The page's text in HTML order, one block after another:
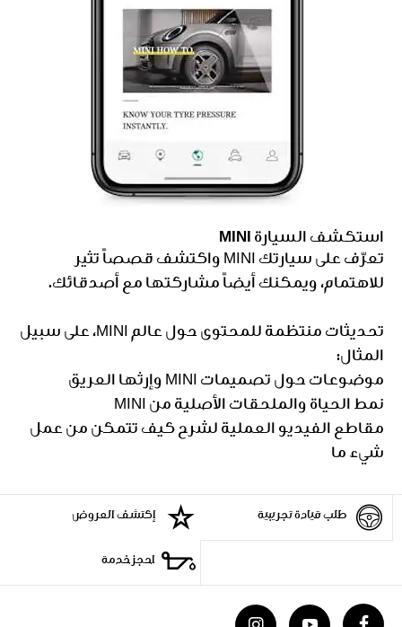
استكشف السيارة MINI
تعرّف على سيارتك MINI واكتشف قصصاً تثير
للاهتمام، ويمكنك أيضاً مشاركتها مع أصدقائك.
تحديثات منتظمة للمحتوى حول عالم MINI، على سبيل
المثال:
موضوعات حول تصميمات MINI وإرثها العريق
نمط الحياة والملحقات الأصلية من MINI
مقاطع الفيديو العملية لشرح كيف تتمكن من عمل
شيء ما
طلب قيادة تجريبية إكتشف العروض
احجز خدمة